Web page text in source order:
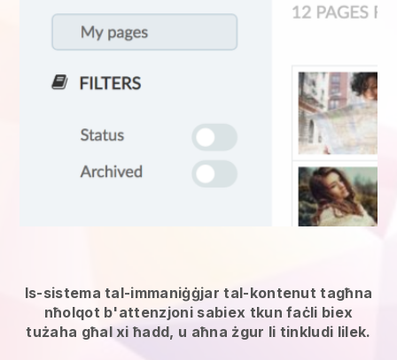
Is-sistema tal-immaniġġjar tal-kontenut tagħna
nħolqot b'attenzjoni sabiex tkun faċli biex
tużaha għal xi ħadd, u aħna żgur li tinkludi lilek.